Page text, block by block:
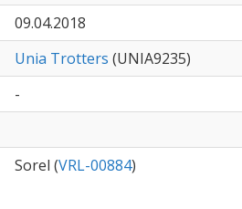
09.04.2018
Unia Trotters (UNIA9235)
-
Sorel (VRL-00884)